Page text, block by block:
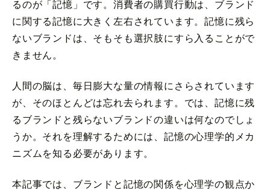
るのが「記憶」です。消費者の購買行動は、ブランド
に関する記憶に大きく左右されています。記憶に残ら
ないブランドは、そもそも選択肢にすら入ることがで
きません。
人間の脳は、毎日膨大な量の情報にさらされています
が、そのほとんどは忘れ去られます。では、記憶に残
るブランドと残らないブランドの違いは何なのでしょ
うか。それを理解するためには、記憶の心理学的メカ
ニズムを知る必要があります。
本記事では、ブランドと記憶の関係を心理学の観点か